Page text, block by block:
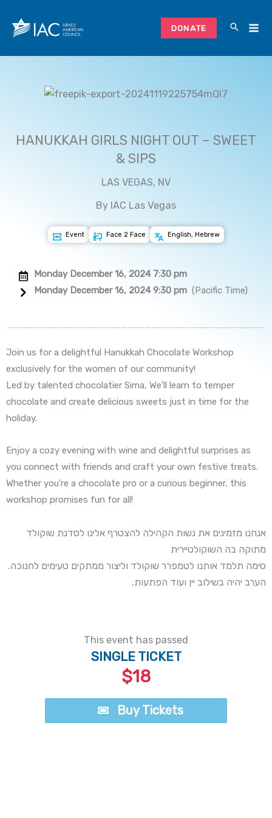
content
DONATE
HANUKKAH GIRLS NIGHT OUT – SWEET
& SIPS
LAS VEGAS, NV
By IAC Las Vegas
Event Face 2 Face English, Hebrew
Monday December 16, 2024 7:30 pm
Monday December 16, 2024 9:30 pm (Pacific Time)
Join us for a delightful Hanukkah Chocolate Workshop
exclusively for the women of our community!
Led by talented chocolatier Sima, We’ll learn to temper
chocolate and create delicious sweets just in time for the
holiday.
Enjoy a cozy evening with wine and delightful surprises as
you connect with friends and craft your own festive treats.
Whether you’re a chocolate pro or a curious beginner, this
workshop promises fun for all!
אנחנו מזמינים את נשות הקהילה להצטרף אלינו לסדנת שוקולד
מתוקה בה השוקולטיירית
סימה תלמד אותנו לטמפרר שוקולד וליצור ממתקים טעימים לחנוכה.
הערב יהיה בשילוב יין ועוד הפתעות.
This event has passed
SINGLE TICKET
$18
Buy Tickets